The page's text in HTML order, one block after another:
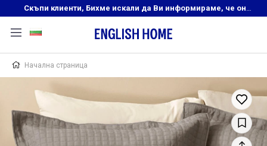
Скъпи клиенти, Бихме искали да Ви информираме, че онлайн магазинът на English Home преустановява своята дейност. Прекрасният ни и усмихнат екип ,Ви очаква в нашите физически магазини, където ще откриете любимите си продукти! Благодарим Ви, че сте част от семейството на Еnglish Home!
Начална страница